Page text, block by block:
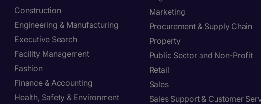
Construction
Engineering & Manufacturing
Executive Search
Facility Management
Fashion
Finance & Accounting
Health, Safety & Environment
Marketing
Procurement & Supply Chain
Property
Public Sector and Non-Profit
Retail
Sales
Sales Support & Customer